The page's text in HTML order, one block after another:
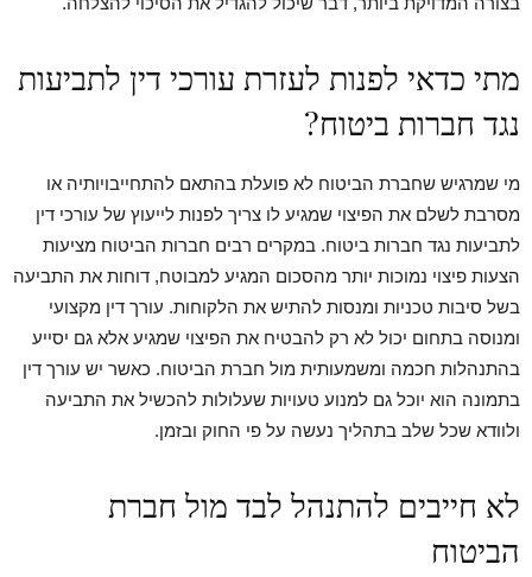
מתי כדאי לפנות לעזרת עורכי דין לתביעות
נגד חברות ביטוח?
מי שמרגיש שחברת הביטוח לא פועלת בהתאם להתחייבויותיה או
מסרבת לשלם את הפיצוי שמגיע לו צריך לפנות לייעוץ של עורכי דין
לתביעות נגד חברות ביטוח. במקרים רבים חברות הביטוח מציעות
הצעות פיצוי נמוכות יותר מהסכום המגיע למבוטח, דוחות את התביעה
בשל סיבות טכניות ומנסות להתיש את הלקוחות. עורך דין מקצועי
ומנוסה בתחום יכול לא רק להבטיח את הפיצוי שמגיע אלא גם יסייע
בהתנהלות חכמה ומשמעותית מול חברת הביטוח. כאשר יש עורך דין
בתמונה הוא יוכל גם למנוע טעויות שעלולות להכשיל את התביעה
ולוודא שכל שלב בתהליך נעשה על פי החוק ובזמן.
לא חייבים להתנהל לבד מול חברת
הביטוח